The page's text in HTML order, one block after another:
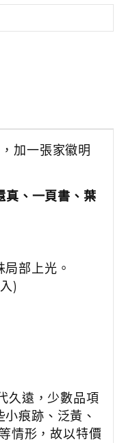
加一張家徽明
真、一頁書、葉
部上光。
)
久遠，少數品項
痕跡、泛黃、
情形，故以特價